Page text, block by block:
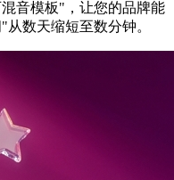
音模板"，让您的品牌能
数天缩短至数分钟。